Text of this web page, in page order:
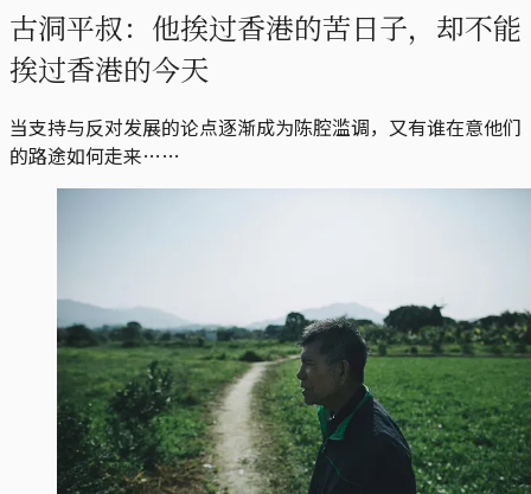
古洞平叔：他挨过香港的苦日子，却不能
挨过香港的今天
当支持与反对发展的论点逐渐成为陈腔滥调，又有谁在意他们
的路途如何走来……